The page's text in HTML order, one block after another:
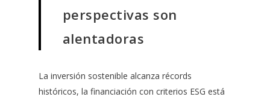
perspectivas son
alentadoras
La inversión sostenible alcanza récords
históricos, la financiación con criterios ESG está